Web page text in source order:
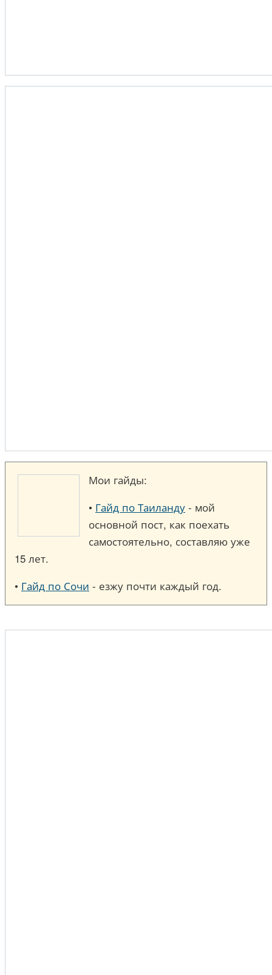
Мои гайды:
• Гайд по Таиланду - мой
основной пост, как поехать
самостоятельно, составляю уже
15 лет.
• Гайд по Сочи - езжу почти каждый год.